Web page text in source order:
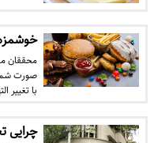
محققان
صورت
با تغییر
چرایی